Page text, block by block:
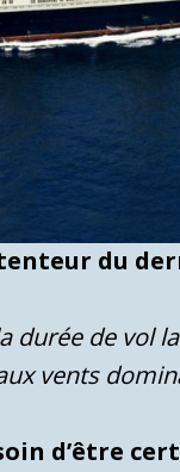
du
durée de vol
vents
d’être